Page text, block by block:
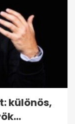
el a
nem
különös,